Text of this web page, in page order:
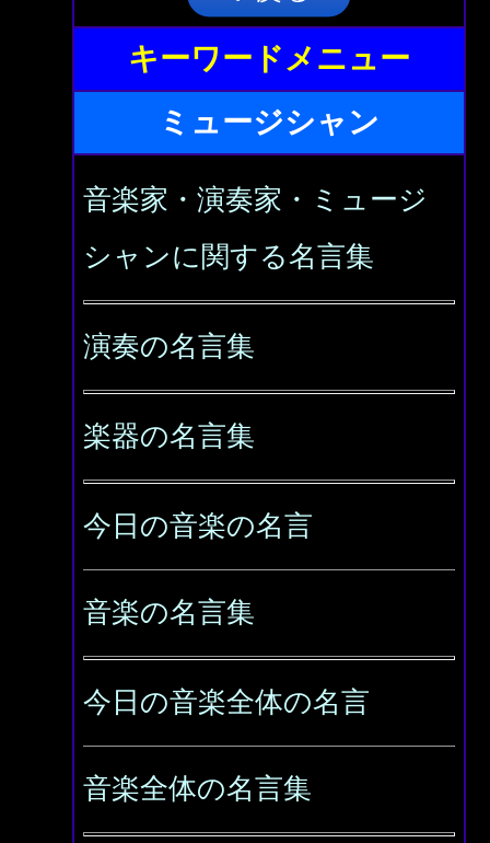
キーワードメニュー
ミュージシャン
音楽家・演奏家・ミュージ
シャンに関する名言集
演奏の名言集
楽器の名言集
今日の音楽の名言
音楽の名言集
今日の音楽全体の名言
音楽全体の名言集